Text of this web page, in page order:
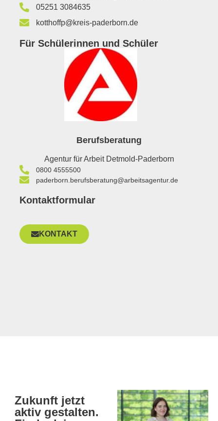
05251 3084635
kotthoffp@kreis-paderborn.de
Für Schülerinnen und Schüler
Berufsberatung
Agentur für Arbeit Detmold-Paderborn
0800 4555500
paderborn.berufsberatung@arbeitsagentur.de
Kontaktformular
KONTAKT
Zukunft jetzt
aktiv gestalten.